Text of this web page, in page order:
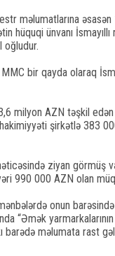
məlumatlarına
hüquqi ünvanı
oğludur.
bir qayda olaraq
milyon AZN təşkil
şirkətlə 383
ziyan görmüş
990 000 AZN olan
onun
“Əmək
barədə məlumata rast